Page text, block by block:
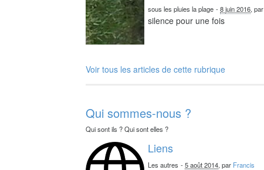
sous les pluies la plage -8 juin 2016, par
silence pour une fois
Voir tous les articles de cette rubrique
Qui sommes-nous ?
Qui sont ils ? Qui sont elles ?
Liens
Les autres -5 août 2014, par Francis